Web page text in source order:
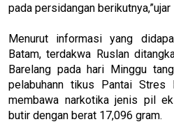
pada persidangan berikutnya,”ujar
Menurut informasi yang
Batam, terdakwa Ruslan
Barelang pada hari Minggu
pelabuhann tikus Pantai Stres
membawa narkotika jenis pil
butir dengan berat 17,096 gram.